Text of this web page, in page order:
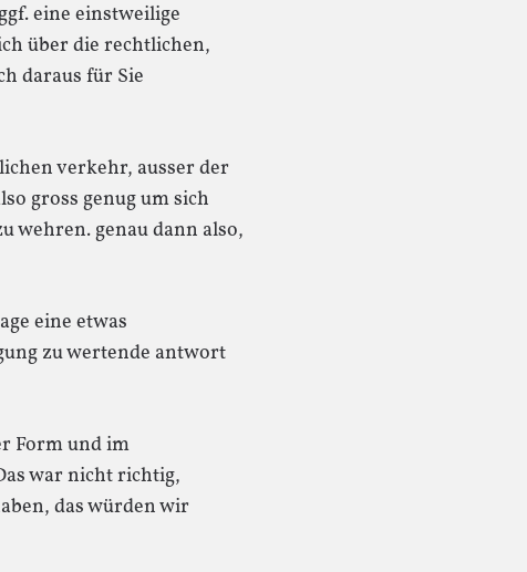
eine einstweilige
über die rechtlichen,
daraus für Sie
verkehr, ausser der
gross genug um sich
wehren. genau dann also,
eine etwas
zu wertende antwort
Form und im
war nicht richtig,
das würden wir